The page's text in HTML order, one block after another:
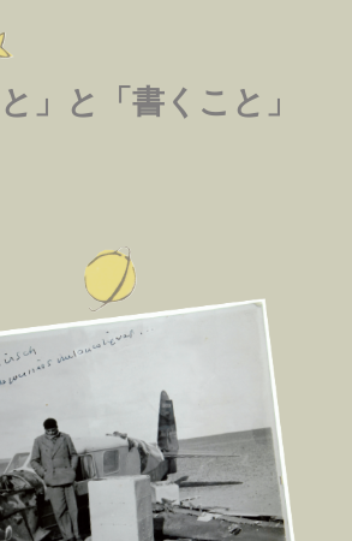
」と「書くこと」